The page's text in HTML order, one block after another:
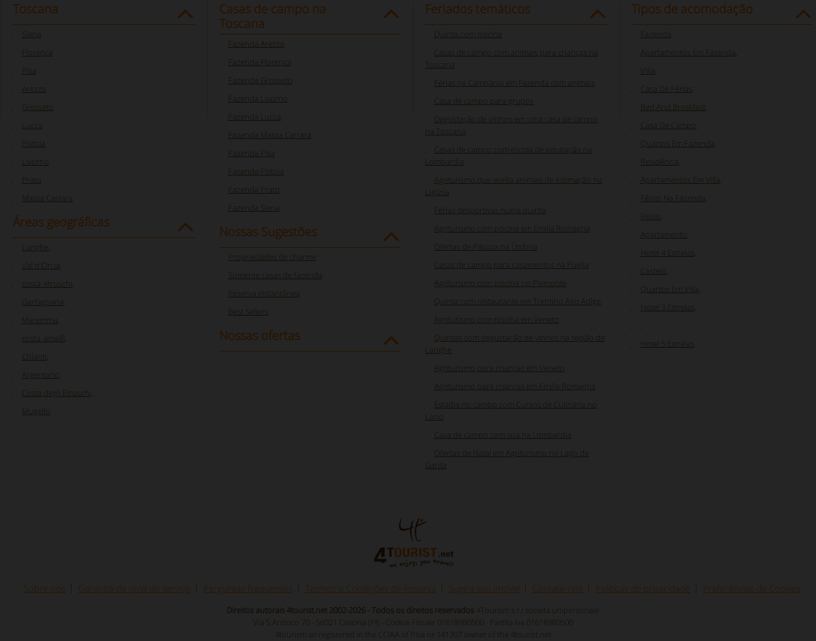
Toscana
Siena
Florença
Pisa
Arezzo
Grosseto
Lucca
Pistoia
Livorno
Prato
Massa Carrara
Áreas geográficas
Langhe
Val d'Orcia
costa_etruschi
Garfagnana
Maremma
costa_amalfi
Chianti
Argentario
Costa degli Etruschi
Mugello
Casas de campo na
Toscana
Fazenda Arezzo
Fazenda Florença
Fazenda Grosseto
Fazenda Livorno
Fazenda Lucca
Fazenda Massa Carrara
Fazenda Pisa
Fazenda Pistoia
Fazenda Prato
Fazenda Siena
Nossas Sugestões
Propriedades de charme
Somente casas de fazenda
Reserva instantânea
Best Sellers
Nossas ofertas
Feriados temáticos
Quinta com piscina
Casas de campo com animais para crianças na
Toscana
Férias na Campânia em Fazenda com animais
Casa de campo para grupos
Degustação de vinhos em uma casa de campo
na Toscana
Casas de campo com escola de equitação na
Lombardia
Agriturismo que aceita animais de estimação na
Ligúria
Férias desportivas numa quinta
Agriturismo com piscina em Emilia Romagna
Ofertas de Páscoa na Úmbria
Casas de campo para casamentos na Puglia
Agriturismo com piscina no Piemonte
Quinta com restaurante em Trentino Alto Adige
Agriturismo com piscina em Veneto
Quintas com degustação de vinhos na região de
Langhe
Agriturismo para crianças em Veneto
Agriturismo para crianças em Emilia Romagna
Estadia no campo com Cursos de Culinária no
Lazio
Casa de campo com spa na Lombardia
Ofertas de Natal em Agriturismo no Lago de
Garda
Tipos de acomodação
Fazenda
Apartamentos Em Fazenda
Villa
Casa De Férias
Bed And Breakfast
Casa De Campo
Quartos Em Fazenda
Residência
Apartamentos Em Villa
Férias Na Fazenda
Relais
Apartamento
Hotel 4 Estrelas
Castelo
Quartos Em Villa
Hotel 3 Estrelas
Hotel 5 Estrelas
Sobre nós Garantia de nível de serviço Perguntas frequentes Termos e Condições de Reserva Sugira seu imóvel Contate-nos Políticas de privacidade Preferências de Cookies
Direitos autorais 4tourist.net 2002-2026 - Todos os direitos reservados 4Tourism s.r.l società unipersonale
Via S.Antioco 70 - 56021 Cascina (PI) - Codice Fiscale 01618980500 - Partita Iva 01618980500
4tourism srl registered in the CCIAA of Pisa nr.141307 owner of the 4tourist.net